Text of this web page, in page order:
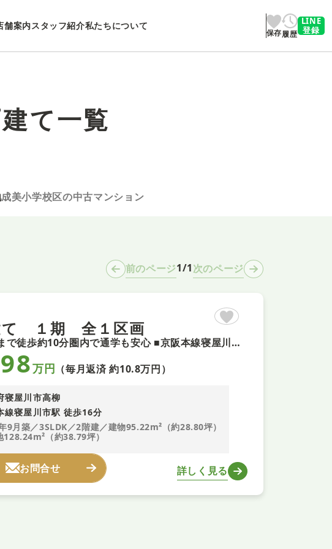
舗案内スタッフ紹介私たちについて
保存履歴
LINE
登録
て一覧
成美小学校区の中古マンション
前のページ1/1次のページ
て １期 全１区画
【ZEH住宅＋即予約可！】食洗機完備 ■小、中学校まで徒歩約10分圏内で通学も安心 ■京阪本線寝屋川市駅徒歩約15分 ■WIC2箇所あり収納充実 ■LDK17帖の対面キッチンで開放的な空間
万円 （毎月返済 約10.8万円）
寝屋川市高柳
線寝屋川市駅 徒歩16分
9月築／3SLDK／2階建／建物95.22m²（約28.80坪）
128.24m²（約38.79坪）
お問合せ 詳しく見る